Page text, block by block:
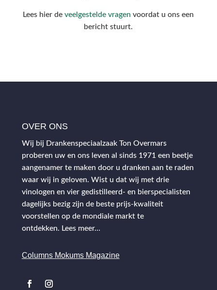
Lees hier deveelgestelde vragen voordat u ons een
bericht stuurt.
OVER ONS
Wij bij Drankenspeciaalzaak Ton Overmars
proberen uw en ons leven al sinds 1971 een beetje
aangenamer te maken door u dranken aan te raden
waar wij in geloven. Wist u dat wij met drie
vinologen en vier gedistilleerd- en bierspecialisten
dagelijks bezig zijn de beste prijs-kwaliteit
voorstellen op de mondiale markt te
ontdekken. Lees meer…
Columns Mokums Magazine